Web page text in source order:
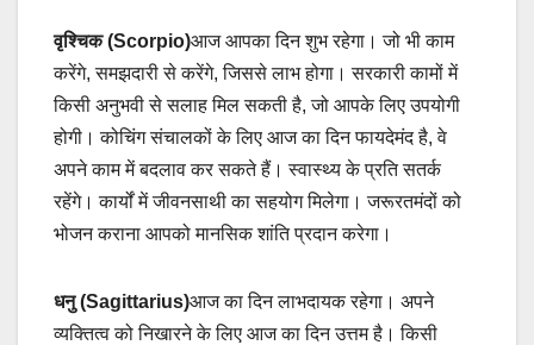
वृश्चिक (Scorpio)आज आपका दिन शुभ रहेगा। जो भी काम
करेंगे, समझदारी से करेंगे, जिससे लाभ होगा। सरकारी कामों में
किसी अनुभवी से सलाह मिल सकती है, जो आपके लिए उपयोगी
होगी। कोचिंग संचालकों के लिए आज का दिन फायदेमंद है, वे
अपने काम में बदलाव कर सकते हैं। स्वास्थ्य के प्रति सतर्क
रहेंगे। कार्यों में जीवनसाथी का सहयोग मिलेगा। जरूरतमंदों को
भोजन कराना आपको मानसिक शांति प्रदान करेगा।
धनु (Sagittarius)आज का दिन लाभदायक रहेगा। अपने
व्यक्तित्व को निखारने के लिए आज का दिन उत्तम है। किसी